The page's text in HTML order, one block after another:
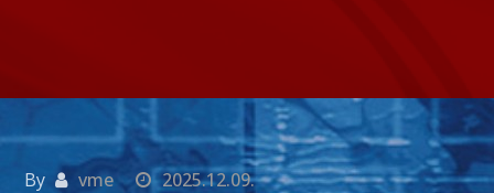
By vme
2025.12.09.